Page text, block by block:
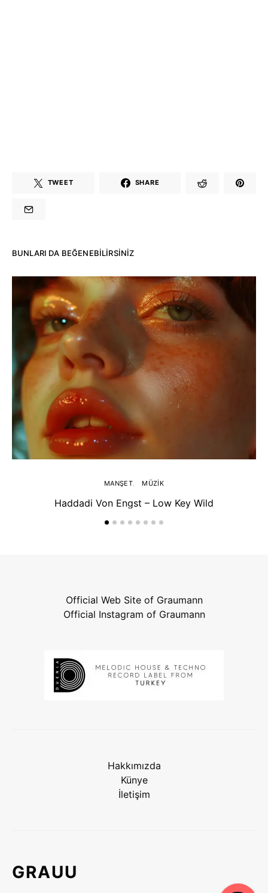
TWEET SHARE
BUNLARI DA BEĞENEBILIRSINIZ
MANŞET MÜZIK
Haddadi Von Engst – Low Key Wild
Official Web Site of Graumann
Official Instagram of Graumann
Hakkımızda
Künye
İletişim
GRAUU